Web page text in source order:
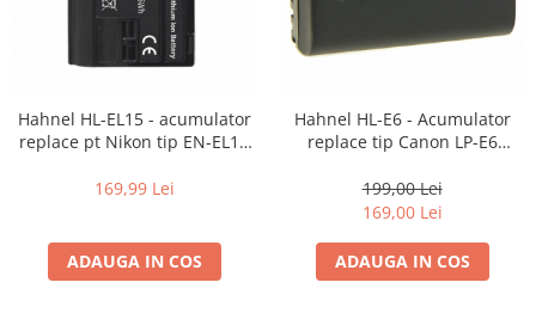
Hahnel HL-EL15 - acumulator
replace pt Nikon tip EN-EL15
169,99 Lei
ADAUGA IN COS
Hahnel HL-E6 - Acumulator
replace tip Canon LP-E6
199,00 Lei
169,00 Lei
ADAUGA IN COS